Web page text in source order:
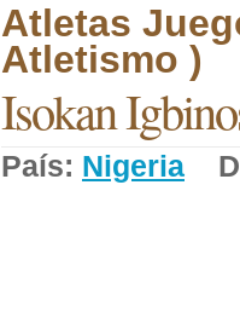
Atletas
Atletismo )
Isokan
País: Nigeria